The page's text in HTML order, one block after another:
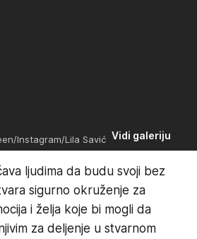
Vidi galeriju
Instagram/Lila Savić
ljudima da budu svoji bez
sigurno okruženje za
i želja koje bi mogli da
za deljenje u stvarnom